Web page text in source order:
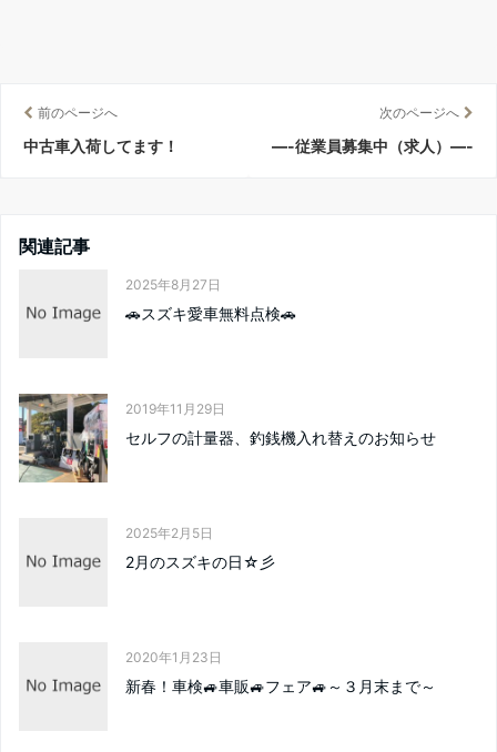
前のページへ
中古車入荷してます！
次のページへ
—-従業員募集中（求人）—-
関連記事
2025年8月27日
🚗スズキ愛車無料点検🚗
2019年11月29日
セルフの計量器、釣銭機入れ替えのお知らせ
2025年2月5日
2月のスズキの日☆彡
2020年1月23日
新春！車検🚙車販🚙フェア🚙～３月末まで～